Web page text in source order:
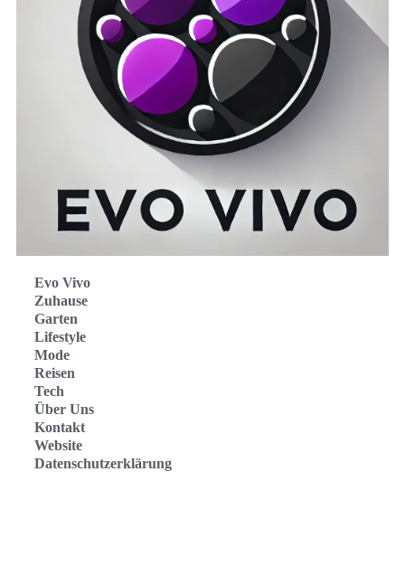
Evo Vivo
Zuhause
Garten
Lifestyle
Mode
Reisen
Tech
Über Uns
Kontakt
Website
Datenschutzerklärung